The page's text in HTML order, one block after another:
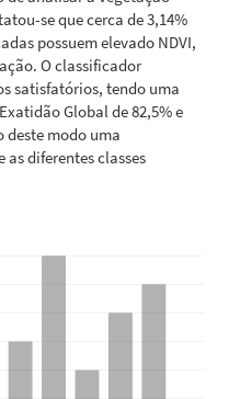
se que cerca de 3,14%
possuem elevado NDVI,
O classificador
satisfatórios, tendo uma
Global de 82,5% e
deste modo uma
diferentes classes